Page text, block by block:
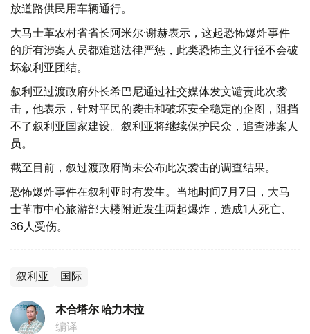
放道路供民用车辆通行。
大马士革农村省省长阿米尔·谢赫表示，这起恐怖爆炸事件
的所有涉案人员都难逃法律严惩，此类恐怖主义行径不会破
坏叙利亚团结。
叙利亚过渡政府外长希巴尼通过社交媒体发文谴责此次袭
击，他表示，针对平民的袭击和破坏安全稳定的企图，阻挡
不了叙利亚国家建设。叙利亚将继续保护民众，追查涉案人
员。
截至目前，叙过渡政府尚未公布此次袭击的调查结果。
恐怖爆炸事件在叙利亚时有发生。当地时间7月7日，大马
士革市中心旅游部大楼附近发生两起爆炸，造成1人死亡、
36人受伤。
叙利亚 国际
木合塔尔 哈力木拉
编译